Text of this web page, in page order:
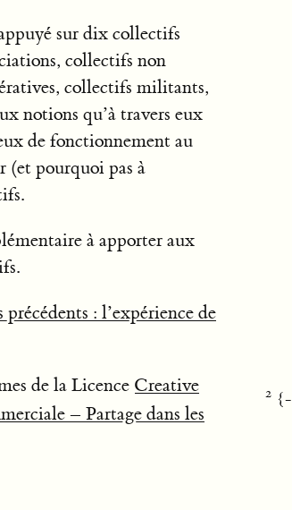
sur dix collectifs
collectifs non
collectifs militants,
notions qu’à travers eux
de fonctionnement au
(et pourquoi pas à
à apporter aux
: l’expérience de
de la Licence Creative
– Partage dans les